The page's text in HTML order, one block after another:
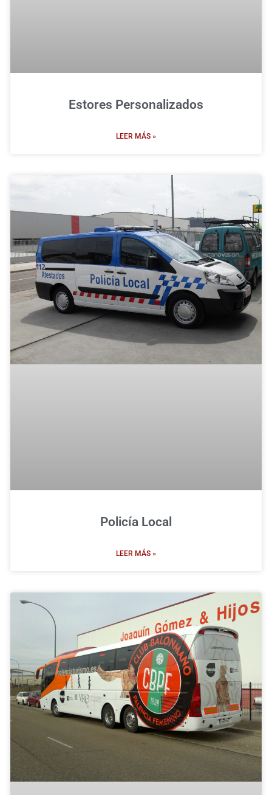
Estores Personalizados
LEER MÁS »
Policía Local
LEER MÁS »